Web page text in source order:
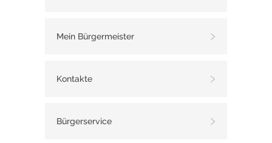
Mein Bürgermeister
Kontakte
Bürgerservice